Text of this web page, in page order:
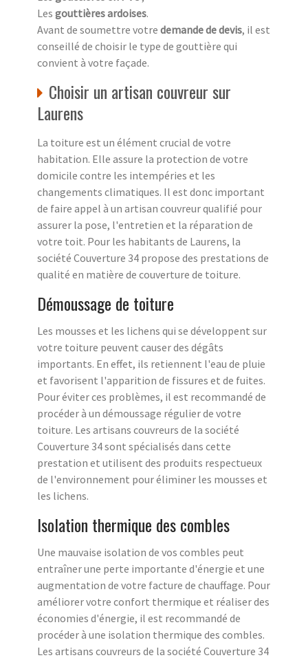
Les gouttières ardoises.
Avant de soumettre votre demande de devis, il est
conseillé de choisir le type de gouttière qui
convient à votre façade.
Choisir un artisan couvreur sur
Laurens
La toiture est un élément crucial de votre
habitation. Elle assure la protection de votre
domicile contre les intempéries et les
changements climatiques. Il est donc important
de faire appel à un artisan couvreur qualifié pour
assurer la pose, l'entretien et la réparation de
votre toit. Pour les habitants de Laurens, la
société Couverture 34 propose des prestations de
qualité en matière de couverture de toiture.
Démoussage de toiture
Les mousses et les lichens qui se développent sur
votre toiture peuvent causer des dégâts
importants. En effet, ils retiennent l'eau de pluie
et favorisent l'apparition de fissures et de fuites.
Pour éviter ces problèmes, il est recommandé de
procéder à un démoussage régulier de votre
toiture. Les artisans couvreurs de la société
Couverture 34 sont spécialisés dans cette
prestation et utilisent des produits respectueux
de l'environnement pour éliminer les mousses et
les lichens.
Isolation thermique des combles
Une mauvaise isolation de vos combles peut
entraîner une perte importante d'énergie et une
augmentation de votre facture de chauffage. Pour
améliorer votre confort thermique et réaliser des
économies d'énergie, il est recommandé de
procéder à une isolation thermique des combles.
Les artisans couvreurs de la société Couverture 34